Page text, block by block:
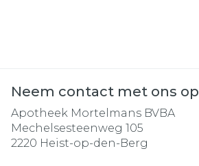
Neem contact met ons op
Apotheek Mortelmans BVBA
Mechelsesteenweg 105
2220 Heist-op-den-Berg